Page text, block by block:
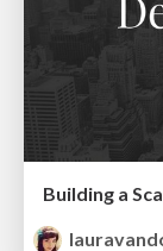
Building a